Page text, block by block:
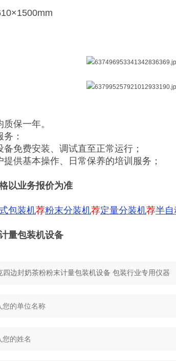
保一年。
：
免费安装、调试直至正常运行；
供基本操作、日常保养的培训服务；
以业务报价为准
包装机荐粉末分装机荐定量分装机荐半自
量包装机设备